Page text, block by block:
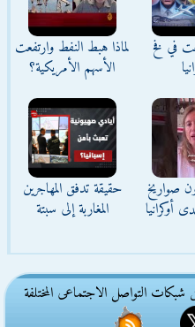
في فخ
لماذا هبط النفط وارتفعت
الأسهم الأمريكية؟
صواريخ
أوكرانيا
حقيقة تدفق المهاجرين
المغاربة إلى سبتة
التواصل الاجتماعى المختلفة